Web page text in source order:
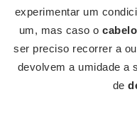
experimentar um
um, mas caso ocabelo
ser preciso recorrer a
devolvem a umidade a
de